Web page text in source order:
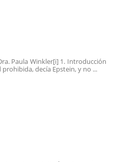
Dra. Paula Winkler[i] 1. Introducción
decía Epstein, y no ...